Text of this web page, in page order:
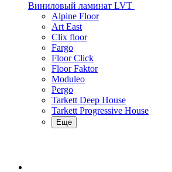
Виниловый ламинат LVT
Alpine Floor
Art East
Clix floor
Fargo
Floor Click
Floor Faktor
Moduleo
Pergo
Tarkett Deep House
Tarkett Progressive House
Еще